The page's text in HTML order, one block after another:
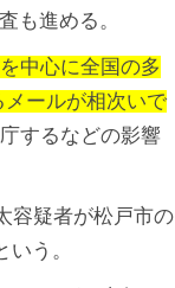
も進める。
中心に全国の多
ールが相次いで
するなどの影響
容疑者が松戸市の
う。